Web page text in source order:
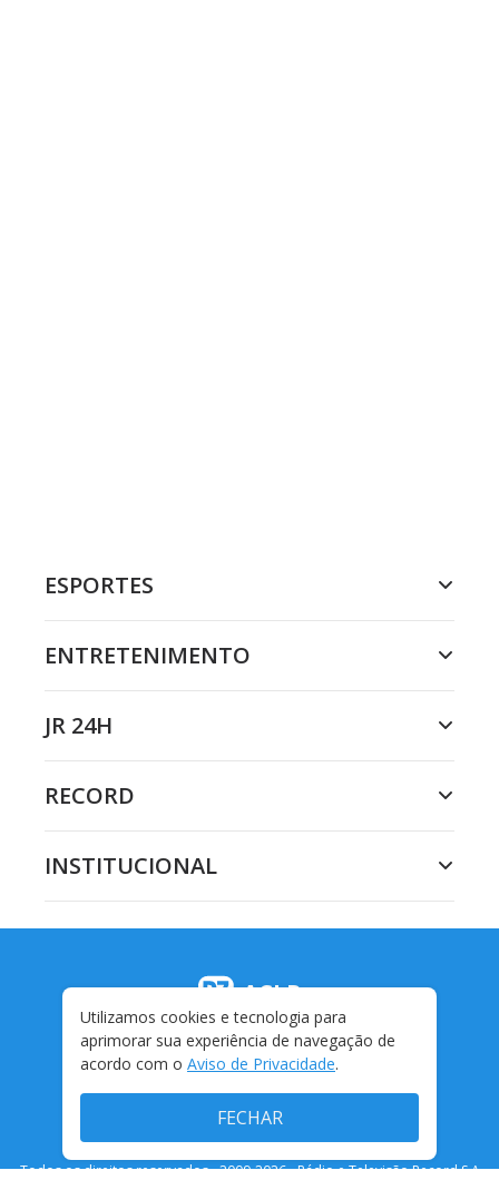
ESPORTES
ENTRETENIMENTO
JR 24H
RECORD
INSTITUCIONAL
ACLR
Todos os direitos reservados - 2009-2026- Rádio e Televisão Record S.A
Utilizamos cookies e tecnologia para
aprimorar sua experiência de navegação de
acordo com o Aviso de Privacidade.
FECHAR